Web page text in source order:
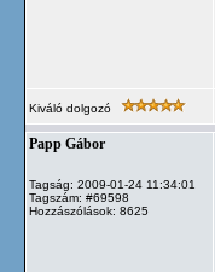
Kiváló dolgozó
Papp Gábor
Tagság: 2009-01-24 11:34:01
Tagszám: #69598
Hozzászólások: 8625